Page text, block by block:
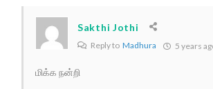
Sakthi Jothi
Reply to Madhura 5 years
மிக்க நன்றி